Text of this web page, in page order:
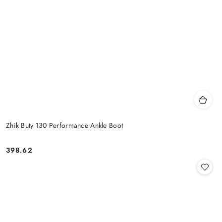
Zhik Buty 130 Performance Ankle Boot
Cena:
398.62